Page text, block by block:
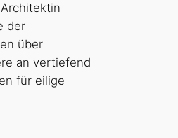
der
über
an vertiefend
für eilige